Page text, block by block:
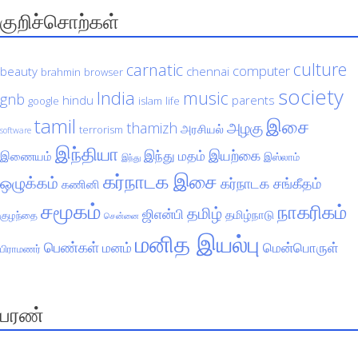
குறிச்சொற்கள்
beauty brahmin browser carnatic chennai computer culture
gnb google hindu India islam life music parents society
software tamil terrorism thamizh அரசியல் அழகுஇசை
இணையம் இந்தியா இந்து இந்து மதம் இயற்கை இஸ்லாம்
ஒழுக்கம் கணினி கர்நாடக இசை கர்நாடக சங்கீதம்
குழந்தை சமூகம் சென்னை ஜிஎன்பி தமிழ் தமிழ்நாடு நாகரிகம்
பிராமணர் பெண்கள்மனம் மனித இயல்பு மென்பொருள்
பரண்